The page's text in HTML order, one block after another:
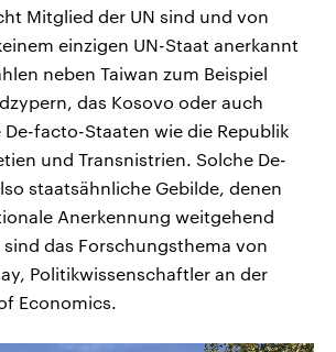
Mitglied der UN sind und von
einzigen UN-Staat anerkannt
neben Taiwan zum Beispiel
das Kosovo oder auch
facto-Staaten wie die Republik
und Transnistrien. Solche De-
staatsähnliche Gebilde, denen
Anerkennung weitgehend
das Forschungsthema von
Politikwissenschaftler an der
Economics.